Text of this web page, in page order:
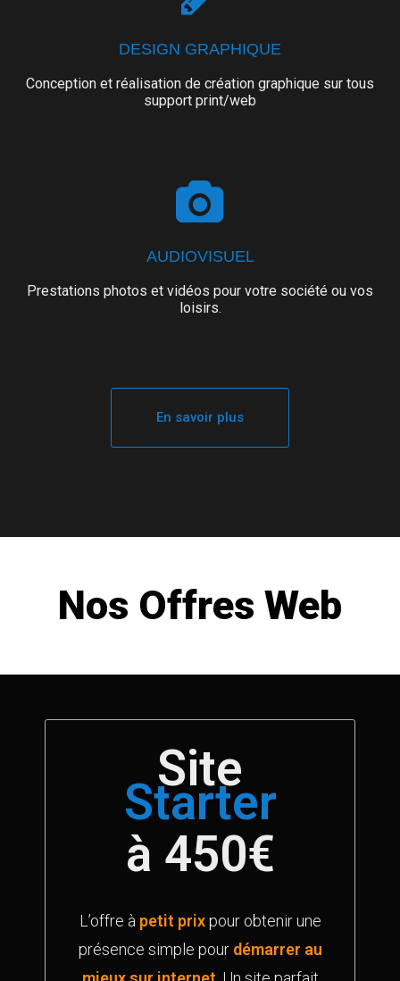
DESIGN GRAPHIQUE
Conception et réalisation de création graphique sur tous
support print/web
AUDIOVISUEL
Prestations photos et vidéos pour votre société ou vos
loisirs.
En savoir plus
Nos Offres Web
Site
Starter
à 450€
L’offre à petit prixpour obtenir une
présence simple pour démarrer au